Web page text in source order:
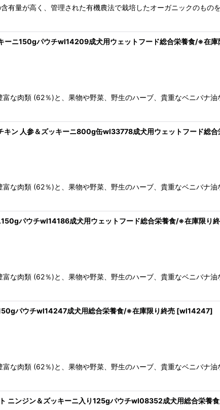
有量が高く、管理された有機農法で栽培したオーガニックのも
ーニ150gパウチwl14209成犬用ウェットフード総合栄養食/※在庫
な肉類 (62％)と、果物や野菜、野生のハーブ、貴重なベニバナ
ン 人参＆ズッキーニ800g缶wl33778成犬用ウェットフード総
な肉類 (62％)と、果物や野菜、野生のハーブ、貴重なベニバナ
パウチwl14186成犬用ウェットフード総合栄養食/※在庫限り
な肉類 (62％)と、果物や野菜、野生のハーブ、貴重なベニバナ
パウチwl14247成犬用総合栄養食/※在庫限り終売 [wl14247]
な肉類 (62％)と、果物や野菜、野生のハーブ、貴重なベニバナ
ニンジン＆ズッキーニ入り125gパウチwl08352成犬用総合栄養